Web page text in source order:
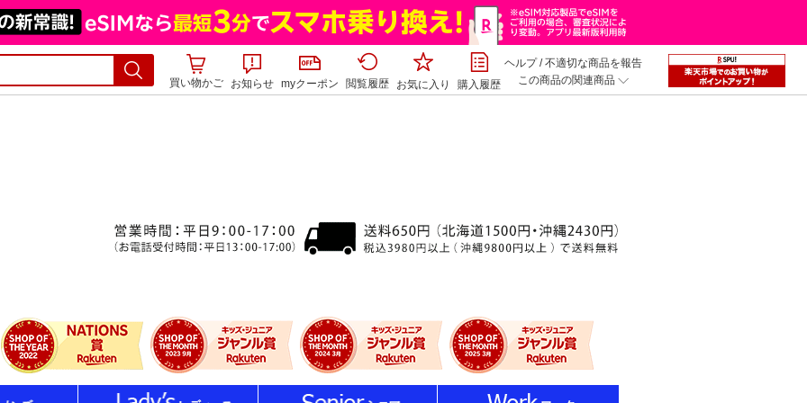
買い物かご お知らせ myクーポン 閲覧履歴 お気に入り 購入履歴
ヘルプ/不適切な商品を報告
この商品の関連商品